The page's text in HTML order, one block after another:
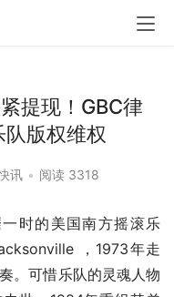
提现！GBC律
版权维权
讯 • 阅读 3318
时的美国南方摇滚乐
，1973年走
。可惜乐队的灵魂人物